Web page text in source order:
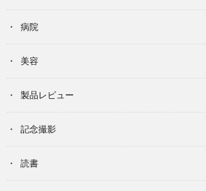
病院
美容
製品レビュー
記念撮影
読書